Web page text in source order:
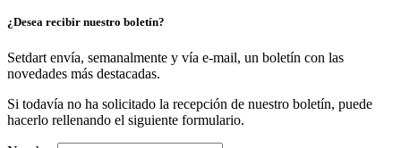
¿Desea recibir nuestro boletín?
Setdart envía, semanalmente y vía e-mail, un boletín con las
novedades más destacadas.
Si todavía no ha solicitado la recepción de nuestro boletín, puede
hacerlo rellenando el siguiente formulario.